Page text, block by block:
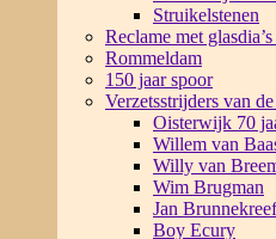
Struikelstenen
Reclame met
Rommeldam
150 jaar spoor
Verzetsstrijders van
Oisterwijk 70
Willem van
Willy van
Wim Brugman
Jan Brunnekreef
Boy Ecury